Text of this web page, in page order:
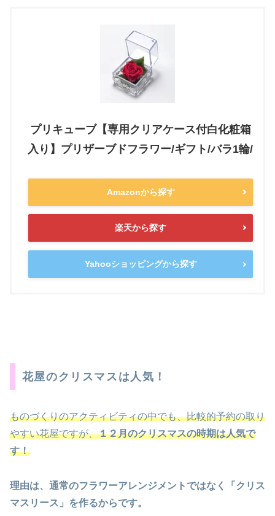
プリキューブ【専用クリアケース付白化粧箱
入り】プリザーブドフラワー/ギフト/バラ1輪/
Amazonから探す
楽天から探す
Yahooショッピングから探す
花屋のクリスマスは人気！
ものづくりのアクティビティの中でも、比較的予約の取り
やすい花屋ですが、１２月のクリスマスの時期は人気で
す！
理由は、通常のフラワーアレンジメントではなく「クリス
マスリース」を作るからです。